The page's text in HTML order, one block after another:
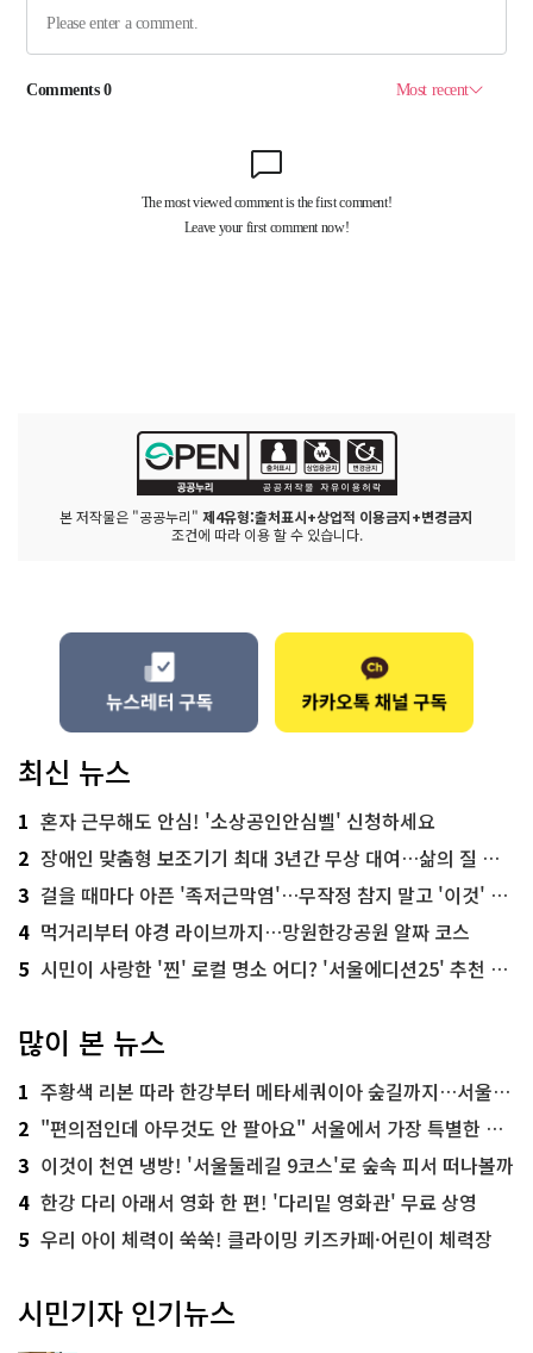
본 저작물은 "공공누리" 제4유형:출처표시+상업적 이용금지+변경금지
조건에 따라 이용 할 수 있습니다.
최신 뉴스
1 혼자 근무해도 안심! '소상공인안심벨' 신청하세요
2 장애인 맞춤형 보조기기 최대 3년간 무상 대여…삶의 질 높인다
3 걸을 때마다 아픈 '족저근막염'…무작정 참지 말고 '이것' 해보세요!
4 먹거리부터 야경 라이브까지…망원한강공원 알짜 코스
5 시민이 사랑한 '찐' 로컬 명소 어디? '서울에디션25' 추천 코스
많이 본 뉴스
1 주황색 리본 따라 한강부터 메타세쿼이아 숲길까지…서울둘레길 15코스
2 "편의점인데 아무것도 안 팔아요" 서울에서 가장 특별한 편의점의 정체
3 이것이 천연 냉방! '서울둘레길 9코스'로 숲속 피서 떠나볼까
4 한강 다리 아래서 영화 한 편! '다리밑 영화관' 무료 상영
5 우리 아이 체력이 쑥쑥! 클라이밍 키즈카페·어린이 체력장
시민기자 인기뉴스